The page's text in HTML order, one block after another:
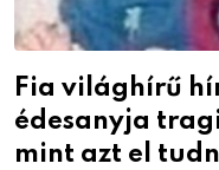
Fia világhírű
édesanyja
mint azt el